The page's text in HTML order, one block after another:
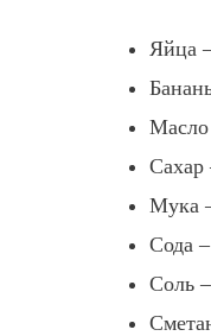
Яйца
Масло
Сахар
Мука
Сода
Соль